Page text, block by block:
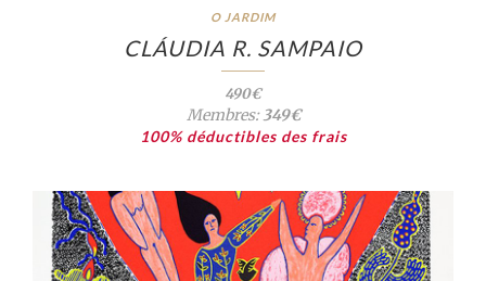
O JARDIM
CLÁUDIA R. SAMPAIO
490€
Membres:349€
100% déductibles des frais